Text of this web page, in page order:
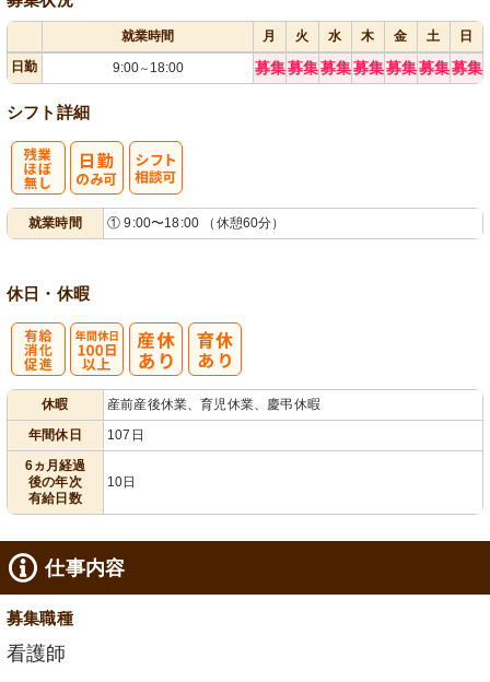
就業時間 月 火 水 木 金 土
日
日勤
9:00～ 18:00 募集募集募集募集募集募集募集
シフト詳細
就業時間 ① 9:00〜18:00 （休憩60分）
休日・休暇
休暇
産前産後休業、育児休業、慶弔休暇
年間休日
107日
6ヵ月経過
後の年次
有給日数
10日
仕事内容
募集職種
看護師